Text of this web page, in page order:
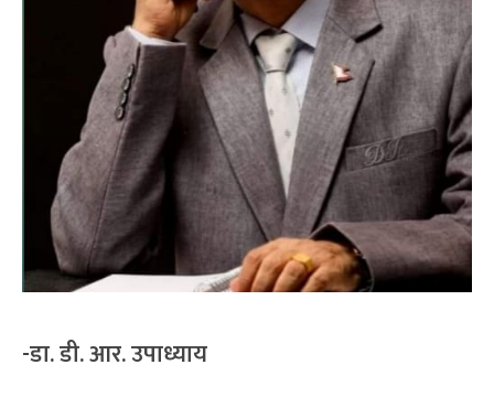
-डा. डी. आर. उपाध्याय